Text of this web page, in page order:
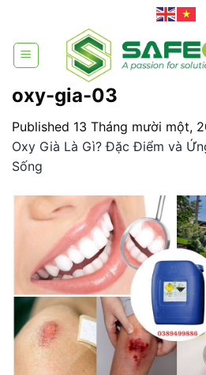
content
oxy-gia-03
Published 13 Tháng mười một,
Oxy Già Là Gì? Đặc Điểm và
Sống